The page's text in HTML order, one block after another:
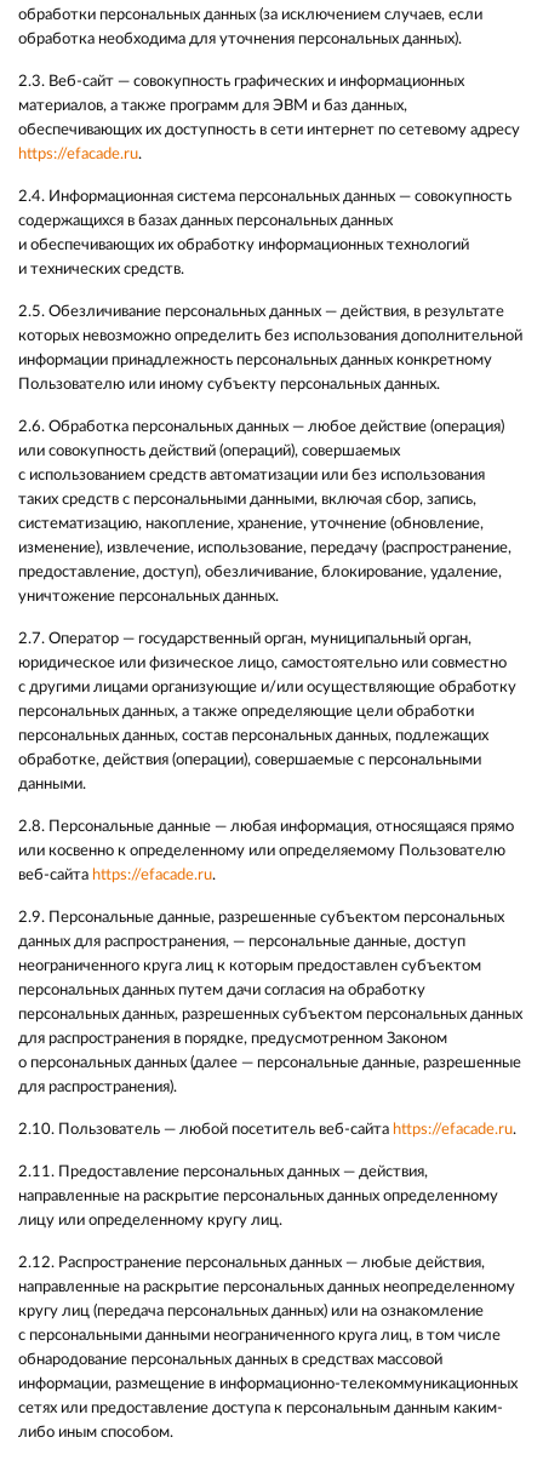
обработки персональных данных (за исключением случаев, если
обработка необходима для уточнения персональных данных).
2.3. Веб-сайт — совокупность графических и информационных
материалов, а также программ для ЭВМ и баз данных,
обеспечивающих их доступность в сети интернет по сетевому адресу
https://efacade.ru.
2.4. Информационная система персональных данных — совокупность
содержащихся в базах данных персональных данных
и обеспечивающих их обработку информационных технологий
и технических средств.
2.5. Обезличивание персональных данных — действия, в результате
которых невозможно определить без использования дополнительной
информации принадлежность персональных данных конкретному
Пользователю или иному субъекту персональных данных.
2.6. Обработка персональных данных — любое действие (операция)
или совокупность действий (операций), совершаемых
с использованием средств автоматизации или без использования
таких средств с персональными данными, включая сбор, запись,
систематизацию, накопление, хранение, уточнение (обновление,
изменение), извлечение, использование, передачу (распространение,
предоставление, доступ), обезличивание, блокирование, удаление,
уничтожение персональных данных.
2.7. Оператор — государственный орган, муниципальный орган,
юридическое или физическое лицо, самостоятельно или совместно
с другими лицами организующие и/или осуществляющие обработку
персональных данных, а также определяющие цели обработки
персональных данных, состав персональных данных, подлежащих
обработке, действия (операции), совершаемые с персональными
данными.
2.8. Персональные данные — любая информация, относящаяся прямо
или косвенно к определенному или определяемому Пользователю
веб-сайта https://efacade.ru.
2.9. Персональные данные, разрешенные субъектом персональных
данных для распространения, — персональные данные, доступ
неограниченного круга лиц к которым предоставлен субъектом
персональных данных путем дачи согласия на обработку
персональных данных, разрешенных субъектом персональных данных
для распространения в порядке, предусмотренном Законом
о персональных данных (далее — персональные данные, разрешенные
для распространения).
2.10. Пользователь — любой посетитель веб-сайта https://efacade.ru.
2.11. Предоставление персональных данных — действия,
направленные на раскрытие персональных данных определенному
лицу или определенному кругу лиц.
2.12. Распространение персональных данных — любые действия,
направленные на раскрытие персональных данных неопределенному
кругу лиц (передача персональных данных) или на ознакомление
с персональными данными неограниченного круга лиц, в том числе
обнародование персональных данных в средствах массовой
информации, размещение в информационно-телекоммуникационных
сетях или предоставление доступа к персональным данным каким-
либо иным способом.